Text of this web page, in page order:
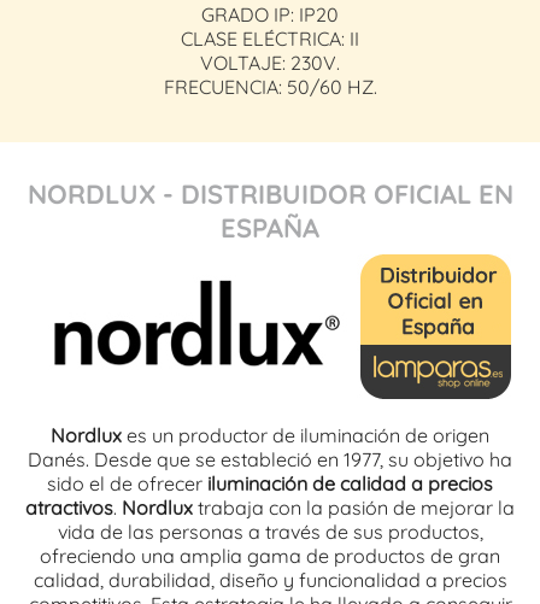
GRADO IP: IP20
CLASE ELÉCTRICA: II
VOLTAJE: 230V.
FRECUENCIA: 50/60 HZ.
NORDLUX - DISTRIBUIDOR OFICIAL EN
ESPAÑA
Nordlux es un productor de iluminación de origen
Danés. Desde que se estableció en 1977, su objetivo ha
sido el de ofrecer iluminación de calidad a precios
atractivos. Nordlux trabaja con la pasión de mejorar la
vida de las personas a través de sus productos,
ofreciendo una amplia gama de productos de gran
calidad, durabilidad, diseño y funcionalidad a precios